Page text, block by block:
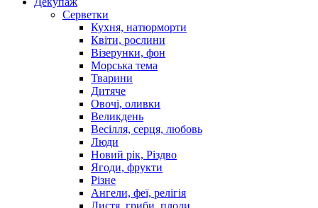
Серветки
Кухня, натюрморти
Квіти, рослини
Візерунки, фон
Морська тема
Тварини
Дитяче
Овочі, оливки
Великдень
Весілля, серця, любовь
Люди
Новий рік, Різдво
Ягоди, фрукти
Різне
Ангели, феї, релігія
Листя, гриби, плоди